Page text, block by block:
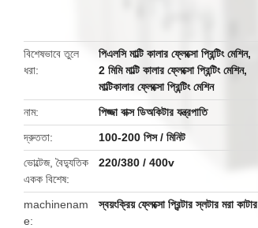
বিশেষভাবে তুলে
ধরা
পিএলসি মাল্টি কালার ফ্লেক্সো প্রিন্টিং মেশিন,
2 মিমি মাল্টি কালার ফ্লেক্সো প্রিন্টিং মেশিন,
মাল্টিকালার ফ্লেক্সো প্রিন্টিং মেশিন
নাম
পিজ্জা বাক্স ডিঅকিটার যন্ত্রপাতি
দ্রুততা
100-200 পিস / মিনিট
ভোল্টেজ, বৈদ্যুতিক
একক বিশেষ
220/380 / 400v
machinenam
e
স্বয়ংক্রিয় ফ্লেক্সো প্রিন্টার স্লটার মরা কাটার